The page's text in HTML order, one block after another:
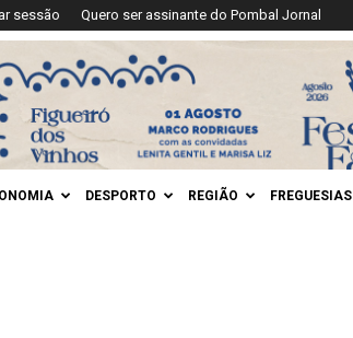
sessão Quero ser assinante do Pombal Jornal
DESPORTO REGIÃO FREGUESIAS